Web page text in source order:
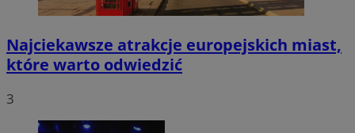
Najciekawsze atrakcje europejskich miast,
które warto odwiedzić
3